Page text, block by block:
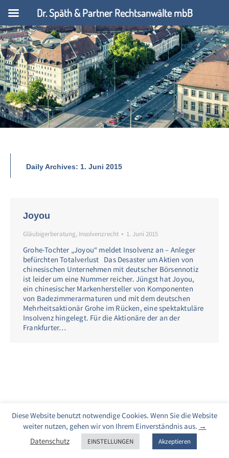
Daily Archives: 1. Juni 2015
Joyou
Gläubigerberatung, Insolvenzrecht 1. Juni 2015
Grohe-Tochter „Joyou“ meldet Insolvenz an – Anleger
befürchten Totalverlust Das Desaster um Aktien von
chinesischen Unternehmen mit deutscher Börsennotiz
ist leider um eine Nummer reicher. Jüngst hat Joyou,
ein chinesischer Markenhersteller von Komponenten
von Badezimmerarmaturen und mit dem deutschen
Mehrheitsaktionär Grohe im Rücken, eine spektaktuläre
Insolvenz hingelegt. Für die Aktionäre der an der
Frankfurter…
Diese Website benutzt notwendige Cookies. Wenn Sie die Website
weiter nutzen, gehen wir von Ihrem Einverständnis aus. →
Datenschutz
EINSTELLUNGEN Akzeptieren
Dr. Späth & Partner Rechtsanwälte mbB